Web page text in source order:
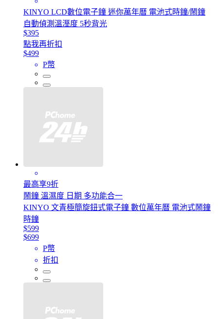
KINYO LCD數位電子鐘 迷你萬年曆 電池式時鐘/鬧鐘
自動偵測溫溼度 5秒背光
$395
點我再折扣
$499
P幣
最高享9折
鬧鐘 溫濕度 日期 多功能合一
KINYO 文青極簡旋鈕式電子鐘 數位萬年曆 電池式鬧鐘
時鐘
$599
$699
P幣
折扣